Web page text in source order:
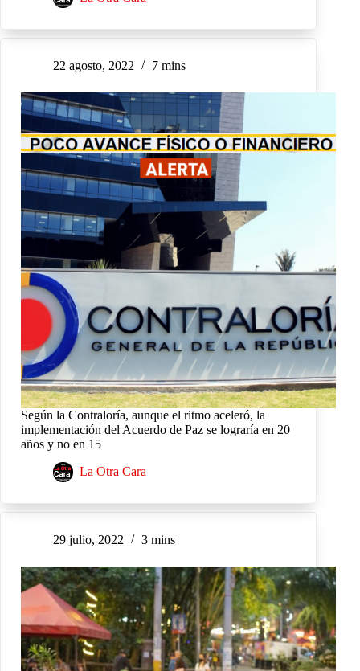
22 agosto, 2022 7 mins
Según la Contraloría, aunque el ritmo aceleró, la
implementación del Acuerdo de Paz se lograría en 20
años y no en 15
La Otra Cara
29 julio, 2022 3 mins